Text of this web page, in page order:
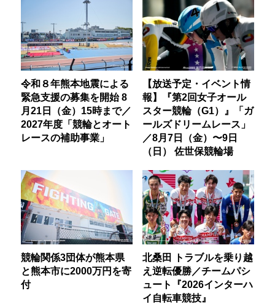
令和８年熊本地震による
緊急支援の募集を開始 8
月21日（金）15時まで／
2027年度「競輪とオート
レースの補助事業」
【放送予定・イベント情
報】『第2回女子オール
スター競輪（G1）』「ガ
ールズドリームレース」
／8月7日（金）〜9日
（日） 佐世保競輪場
競輪関係3団体が熊本県
と熊本市に2000万円を寄
付
北桑田 トラブルを乗り越
え逆転優勝／チームパシ
ュート『2026インターハ
イ自転車競技』